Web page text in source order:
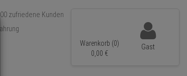
zufriedene Kunden
Warenkorb (0)
0, 00 €
Gast